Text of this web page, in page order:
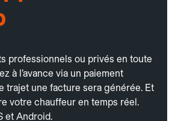
professionnels ou privés en toute
à l’avance via un paiement
trajet une facture sera générée. Et
votre chauffeur en temps réel.
et Android.